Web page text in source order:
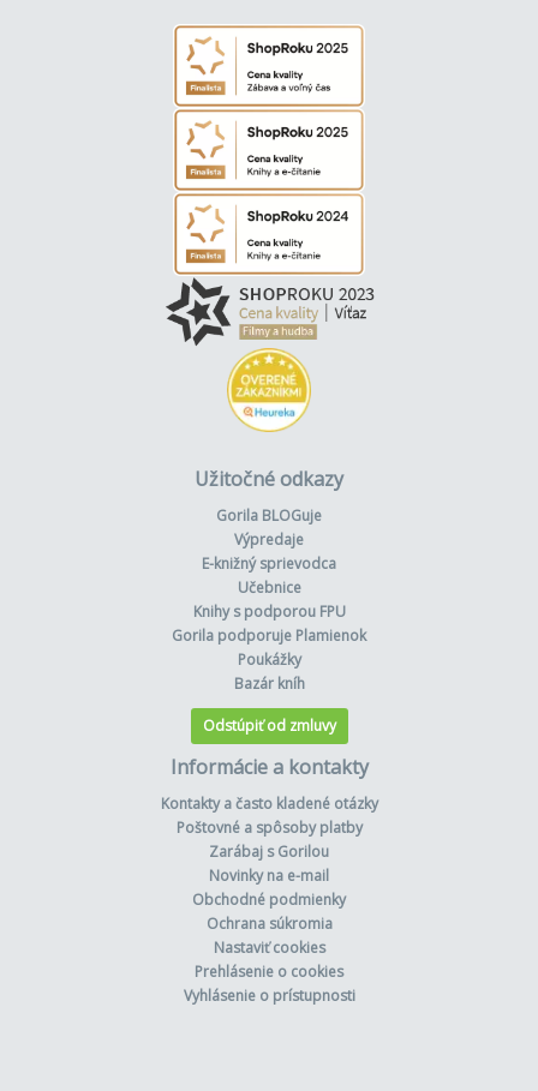
Užitočné odkazy
Gorila BLOGuje
Výpredaje
E-knižný sprievodca
Učebnice
Knihy s podporou FPU
Gorila podporuje Plamienok
Poukážky
Bazár kníh
Odstúpiť od zmluvy
Informácie a kontakty
Kontakty a často kladené otázky
Poštovné a spôsoby platby
Zarábaj s Gorilou
Novinky na e-mail
Obchodné podmienky
Ochrana súkromia
Nastaviť cookies
Prehlásenie o cookies
Vyhlásenie o prístupnosti